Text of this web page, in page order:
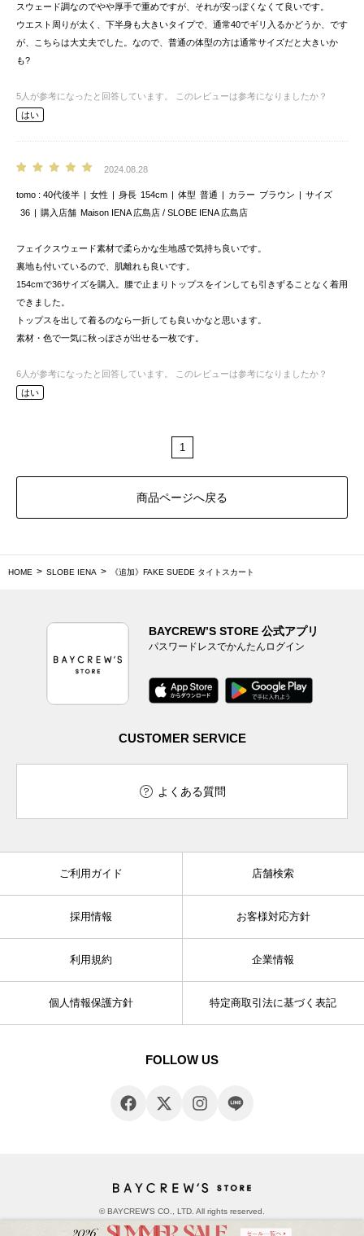
スウェード調なのでやや厚手で重めですが、それが安っぽくなくて良いです。
ウエスト周りが太く、下半身も大きいタイプで、通常40でギリ入るかどうか、です
が、こちらは大丈夫でした。なので、普通の体型の方は通常サイズだと大きいか
も?
5 人が参考になったと回答しています。
このレビューは参考になりましたか？
はい
2024.08.28
tomo 40代後半 女性 身長 154cm 体型 普通 カラー ブラウン
サイズ
36
購入店舗 Maison IENA 広島店 / SLOBE IENA 広島店
フェイクスウェード素材で柔らかな生地感で気持ち良いです。
裏地も付いているので、肌離れも良いです。
154cmで36サイズを購入。腰で止まりトップスをインしても引きずることなく着用
できました。
トップスを出して着るのなら一折しても良いかなと思います。
素材・色で一気に秋っぽさが出せる一枚です。
6 人が参考になったと回答しています。
このレビューは参考になりましたか？
はい
1
商品ページへ戻る
HOME SLOBE IENA 《追加》FAKE SUEDE タイトスカート
BAYCREW’S STORE 公式アプリ
パスワードレスでかんたんログイン
CUSTOMER SERVICE
よくある質問
ご利用ガイド 店舗検索
採用情報 お客様対応方針
利用規約 企業情報
個人情報保護方針 特定商取引法に基づく表記
FOLLOW US
© BAYCREW’S CO., LTD. All rights reserved.